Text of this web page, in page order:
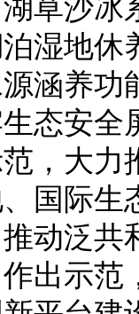
湿地
涵养
态安
，大
国际
动泛
出示